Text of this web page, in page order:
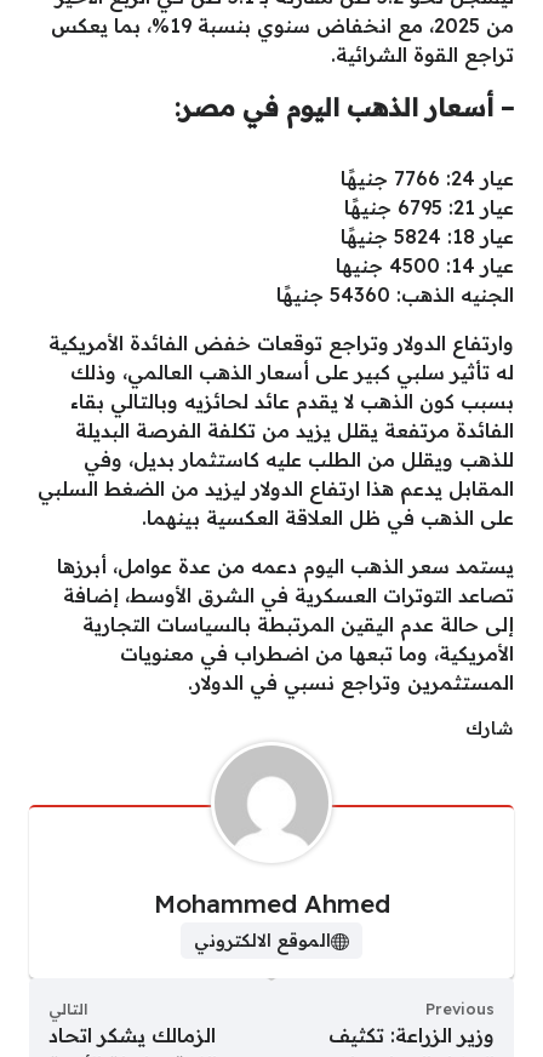
من 2025، مع انخفاض سنوي بنسبة 19%، بما يعكس
تراجع القوة الشرائية.
– أسعار الذهب اليوم في مصر:
عيار 24: 7766 جنيهًا
عيار 21: 6795 جنيهًا
عيار 18: 5824 جنيهًا
عيار 14: 4500 جنيها
الجنيه الذهب: 54360 جنيهًا
وارتفاع الدولار وتراجع توقعات خفض الفائدة الأمريكية
له تأثير سلبي كبير على أسعار الذهب العالمي، وذلك
بسبب كون الذهب لا يقدم عائد لحائزيه وبالتالي بقاء
الفائدة مرتفعة يقلل يزيد من تكلفة الفرصة البديلة
للذهب ويقلل من الطلب عليه كاستثمار بديل، وفي
المقابل يدعم هذا ارتفاع الدولار ليزيد من الضغط السلبي
على الذهب في ظل العلاقة العكسية بينهما.
يستمد سعر الذهب اليوم دعمه من عدة عوامل، أبرزها
تصاعد التوترات العسكرية في الشرق الأوسط، إضافة
إلى حالة عدم اليقين المرتبطة بالسياسات التجارية
الأمريكية، وما تبعها من اضطراب في معنويات
المستثمرين وتراجع نسبي في الدولار.
شارك
Mohammed Ahmed
الموقع الالكتروني
Previous
وزير الزراعة: تكثيف
التالي
الزمالك يشكر اتحاد